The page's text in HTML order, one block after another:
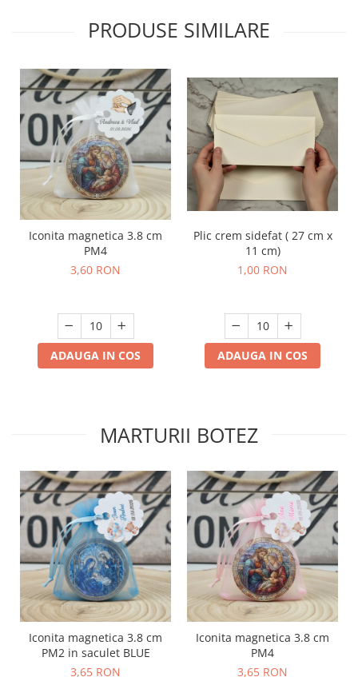
PRODUSE SIMILARE
Iconita magnetica 3.8 cm
PM4
3,60 RON
ADAUGA IN COS
Plic crem sidefat ( 27 cm x
11 cm)
1,00 RON
ADAUGA IN COS
MARTURII BOTEZ
Iconita magnetica 3.8 cm
PM2 in saculet BLUE
3,65 RON
Iconita magnetica 3.8 cm
PM4
3,65 RON